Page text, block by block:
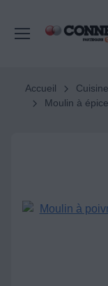
Accueil
Moulin à